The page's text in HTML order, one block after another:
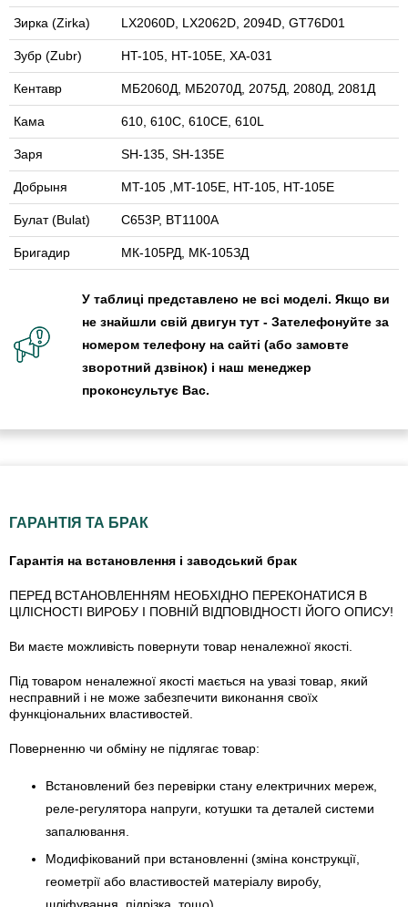
Зирка (Zirka) LX2060D, LX2062D, 2094D, GT76D01
Зубр (Zubr) HT-105, HT-105E, XA-031
Кентавр МБ2060Д, МБ2070Д, 2075Д, 2080Д, 2081Д
Кама 610, 610С, 610CE, 610L
Заря SH-135, SH-135E
Добрыня MT-105 ,MT-105E, HT-105, HT-105E
Булат (Bulat) C653P, BT1100A
Бригадир МК-105РД, МК-105ЗД
У таблиці представлено не всі моделі. Якщо ви
не знайшли свій двигун тут - Зателефонуйте за
номером телефону на сайті (або замовте
зворотний дзвінок) і наш менеджер
проконсультує Вас.
ГАРАНТІЯ ТА БРАК
Гарантія на встановлення і заводський брак
ПЕРЕД ВСТАНОВЛЕННЯМ НЕОБХІДНО ПЕРЕКОНАТИСЯ В
ЦІЛІСНОСТІ ВИРОБУ І ПОВНІЙ ВІДПОВІДНОСТІ ЙОГО ОПИСУ!
Ви маєте можливість повернути товар неналежної якості.
Під товаром неналежної якості мається на увазі товар, який
несправний і не може забезпечити виконання своїх
функціональних властивостей.
Поверненню чи обміну не підлягає товар:
Встановлений без перевірки стану електричних мереж,
реле-регулято­ра напруги, котушки та деталей системи
запалювання.
Модифікований при встановленні (зміна конструкції,
геометрії або властивостей матеріалу виробу,
шліфування, підрізка, тощо).